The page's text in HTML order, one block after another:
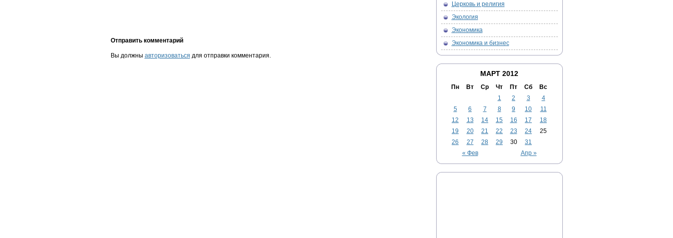
Отправить комментарий
Вы должны авторизоваться для отправки комментария.
Церковь и религия
Экология
Экономика
Экономика и бизнес
МАРТ 2012
Пн Вт Ср Чт Пт Сб Вс
« Фев Апр »
1 2 3
4
5
6 7 8 9 10
11
12
13 14 15 16 17
18
19
20 21 22 23 24
25
26
27 28 29 30 31